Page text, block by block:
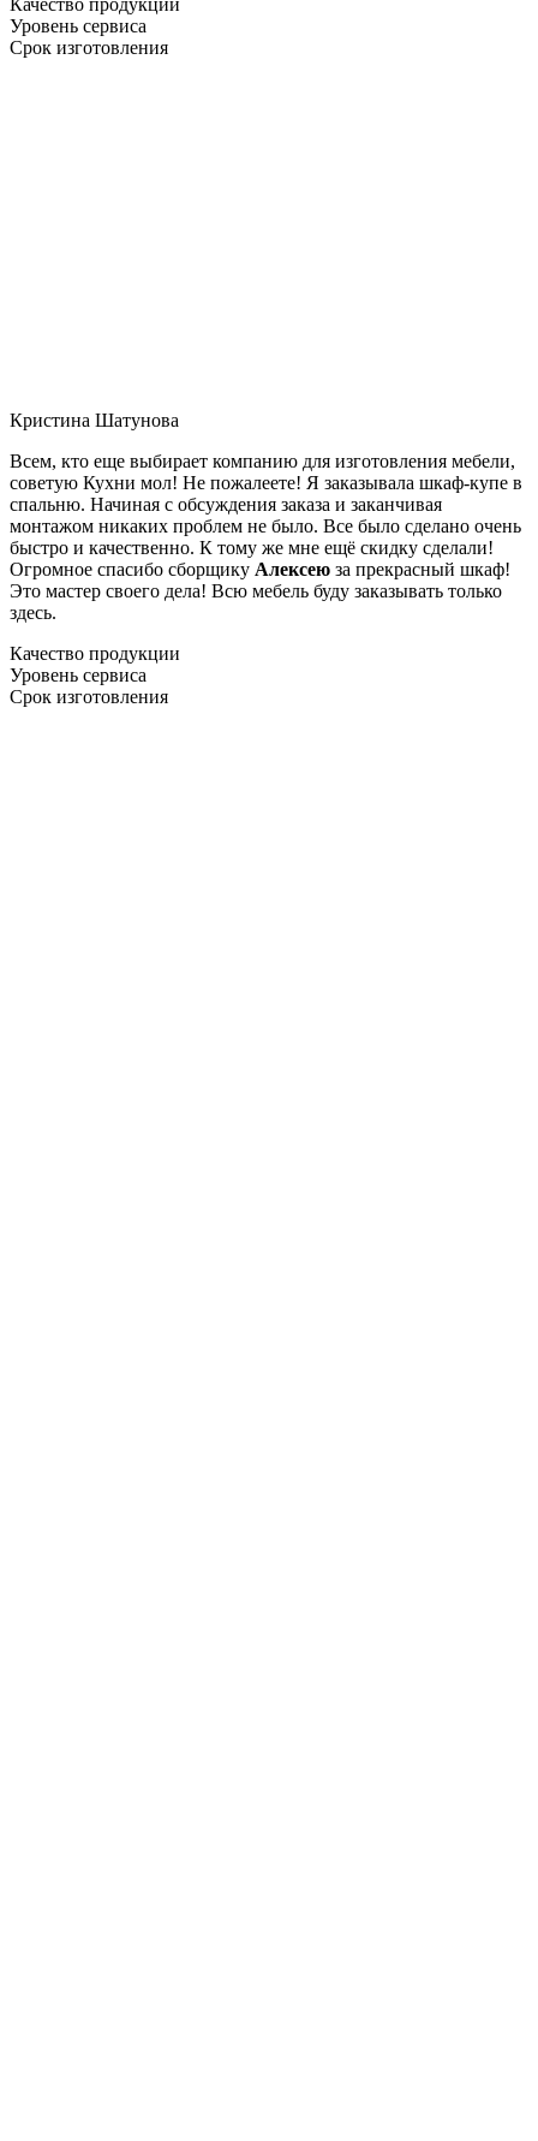
Уровень сервиса
Срок изготовления
Кристина Шатунова
Всем, кто еще выбирает компанию для изготовления мебели,
советую Кухни мол! Не пожалеете! Я заказывала шкаф-купе в
спальню. Начиная с обсуждения заказа и заканчивая
монтажом никаких проблем не было. Все было сделано очень
быстро и качественно. К тому же мне ещё скидку сделали!
Огромное спасибо сборщику Алексею за прекрасный шкаф!
Это мастер своего дела! Всю мебель буду заказывать только
здесь.
Качество продукции
Уровень сервиса
Срок изготовления